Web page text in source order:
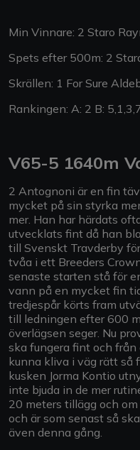
Min Vinnare: 2 Staro
Spets efter 500m: 2
Skrällen: 1 For Sure
Rankingen: A: 2 B:
V65-5 1640m
2 Antognoni är en fin
mycket på sin styrka
mer. Han har härdats
utvecklats fint då han
till Svenskt Travderby
tvåa i ett Breeders
senaste starten stå för
vann på en mycket fin
tredjespår körts fram
till ledningen efter 600
överlägsen seger. Nu
ska fungera fint och
kunna kliva i väg rätt så
kusken Jorma Kontio
inte bjuda in de mer
20 meters tillägg och
och är som senast så
även denna gång.